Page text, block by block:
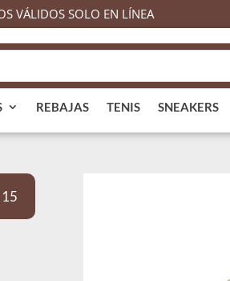
VÁLIDOS SOLO EN LÍNEA
REBAJAS TENIS SNEAKERS